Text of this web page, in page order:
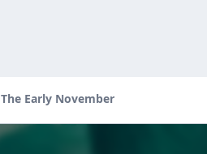
The Early November